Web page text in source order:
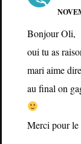
Bonjour Oli,
oui tu as
mari aime
au final on
Merci pour le